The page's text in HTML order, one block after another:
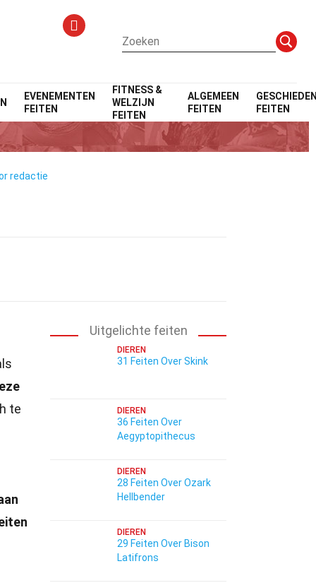
EVENEMENTEN
FEITEN
FITNESS &
WELZIJN
FEITEN
ALGEMEEN
FEITEN
FEITEN
redactie
te
Uitgelichte feiten
DIEREN
31 Feiten Over Skink
DIEREN
36 Feiten Over
Aegyptopithecus
DIEREN
28 Feiten Over Ozark
Hellbender
DIEREN
29 Feiten Over Bison
Latifrons